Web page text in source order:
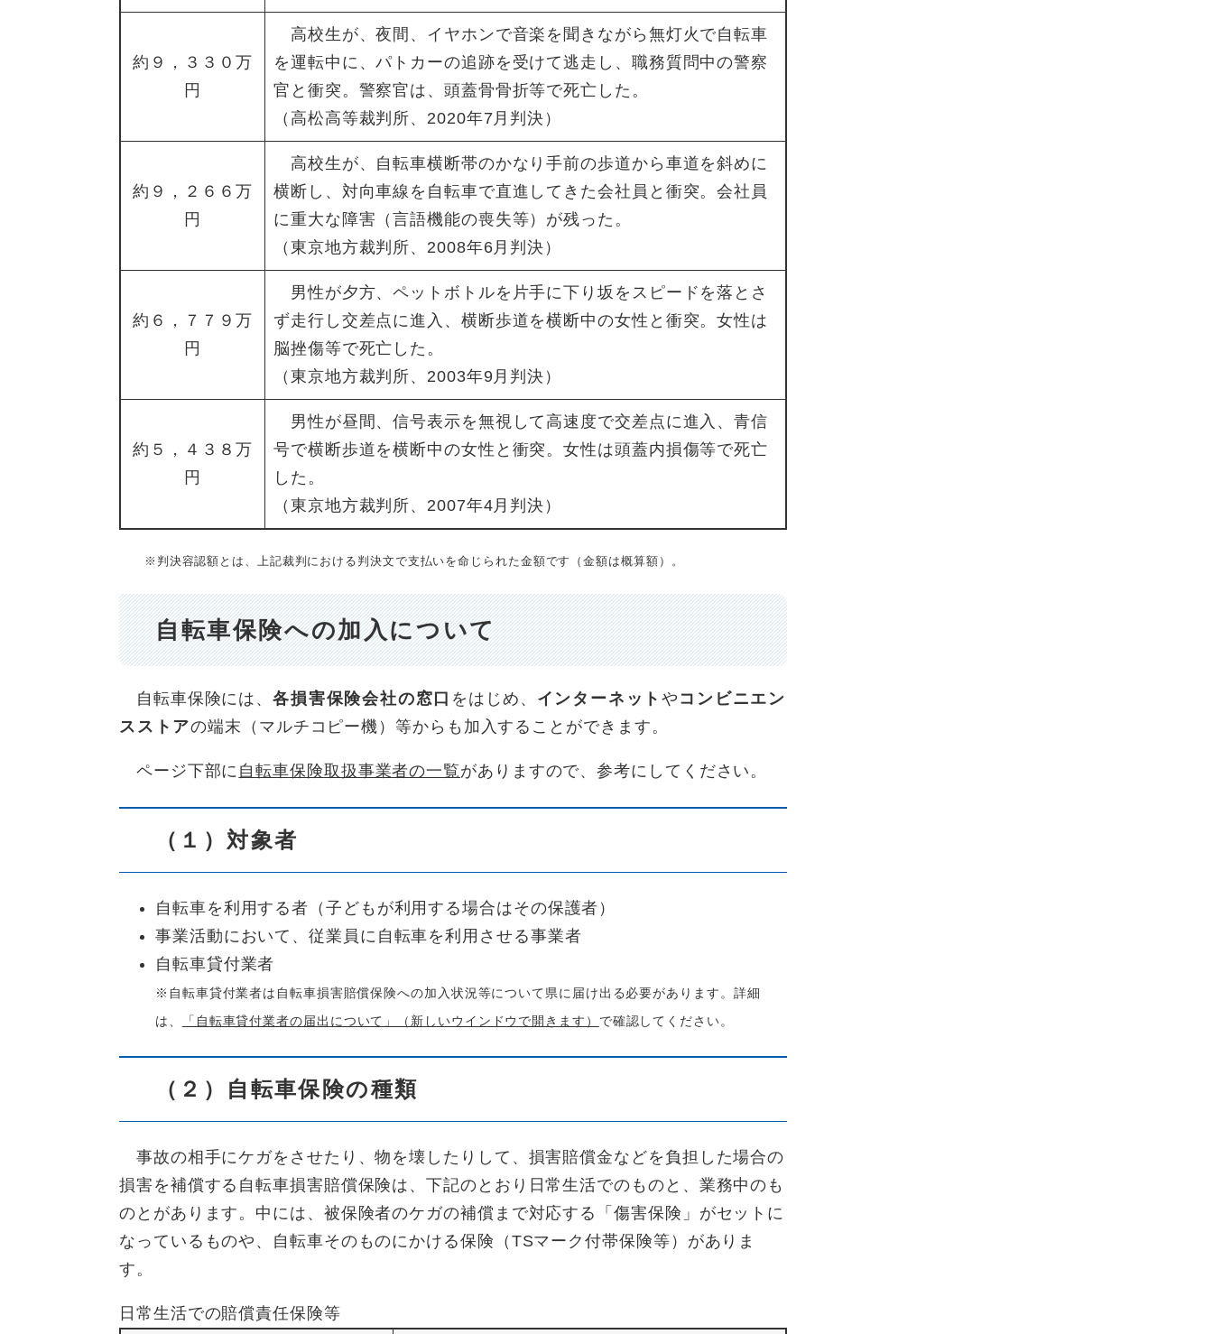
約９，３３０万
円
高校生が、夜間、イヤホンで音楽を聞きながら無灯火で自転車
を運転中に、パトカーの追跡を受けて逃走し、職務質問中の警察
官と衝突。警察官は、頭蓋骨骨折等で死亡した。
（高松高等裁判所、2020年7月判決）
約９，２６６万
円
高校生が、自転車横断帯のかなり手前の歩道から車道を斜めに
横断し、対向車線を自転車で直進してきた会社員と衝突。会社員
に重大な障害（言語機能の喪失等）が残った。
（東京地方裁判所、2008年6月判決）
約６，７７９万
円
男性が夕方、ペットボトルを片手に下り坂をスピードを落とさ
ず走行し交差点に進入、横断歩道を横断中の女性と衝突。女性は
脳挫傷等で死亡した。
（東京地方裁判所、2003年9月判決）
約５，４３８万
円
男性が昼間、信号表示を無視して高速度で交差点に進入、青信
号で横断歩道を横断中の女性と衝突。女性は頭蓋内損傷等で死亡
した。
（東京地方裁判所、2007年4月判決）
※判決容認額とは、上記裁判における判決文で支払いを命じられた金額です（金額は概算額）。
自転車保険への加入について
自転車保険には、各損害保険会社の窓口 をはじめ、 インターネットや コンビニエン
スストアの端末（マルチコピー機）等からも加入することができます。
ページ下部に 自転車保険取扱事業者の一覧がありますので、参考にしてください。
（１）対象者
自転車を利用する者（子どもが利用する場合はその保護者）
事業活動において、従業員に自転車を利用させる事業者
自転車貸付業者
※自転車貸付業者は自転車損害賠償保険への加入状況等について県に届け出る必要があります。詳細
は、
「自転車貸付業者の届出について」（新しいウインドウで開きます） で確認してください。
（２）自転車保険の種類
事故の相手にケガをさせたり、物を壊したりして、損害賠償金などを負担した場合の
損害を補償する自転車損害賠償保険は、下記のとおり日常生活でのものと、業務中のも
のとがあります。中には、被保険者のケガの補償まで対応する「傷害保険」がセットに
なっているものや、自転車そのものにかける保険（TSマーク付帯保険等）がありま
す。
日常生活での賠償責任保険等